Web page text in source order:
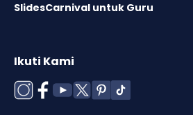
SlidesCarnival untuk Guru
Ikuti Kami